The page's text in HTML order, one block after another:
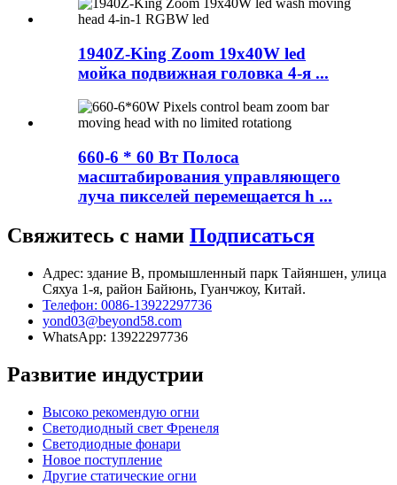
1940Z-King Zoom 19x40W led
мойка подвижная головка 4-я ...
660-6 * 60 Вт Полоса
масштабирования управляющего
луча пикселей перемещается h ...
Свяжитесь с нами Подписаться
Адрес: здание B, промышленный парк Тайяншен, улица
Сяхуа 1-я, район Байюнь, Гуанчжоу, Китай.
Телефон: 0086-13922297736
yond03@beyond58.com
WhatsApp: 13922297736
Развитие индустрии
Высоко рекомендую огни
Светодиодный свет Френеля
Светодиодные фонари
Новое поступление
Другие статические огни